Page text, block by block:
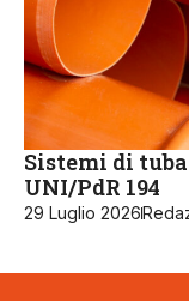
Sistemi di
UNI/PdR 194
29 Luglio 2026